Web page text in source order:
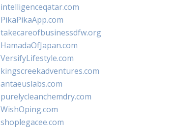
intelligenceqatar.com
PikaPikaApp.com
takecareofbusinessdfw.org
HamadaOfJapan.com
VersifyLifestyle.com
kingscreekadventures.com
antaeuslabs.com
purelycleanchemdry.com
WishOping.com
shoplegacee.com